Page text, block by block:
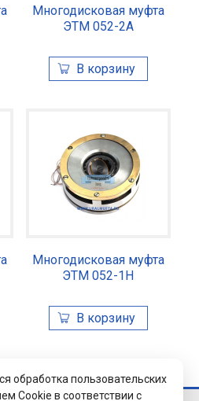
Многодисковая муфта
ЭТМ 052-2А
Многодисковая муфта
ЭТМ 052-1Н
обработка пользовательских
Cookie в соответствии с